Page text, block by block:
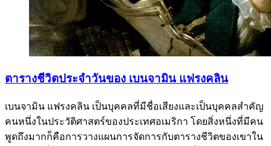
ตารางชีวิตประจำวันของ เบนจามิน แฟรงคลิน
เบนจามิน แฟรงคลิน เป็นบุคคลที่มีชื่อเสียงและเป็นบุคคลสำคัญ
คนหนึ่งในประวัติศาสตร์ของประเทศอเมริกา โดยสิ่งหนึ่งที่มีคน
พูดถึงมากก็คือการวางแผนการจัดการกับตารางชีวิตของเขาใน